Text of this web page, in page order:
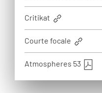
Critikat
Courte focale
Atmospheres 53